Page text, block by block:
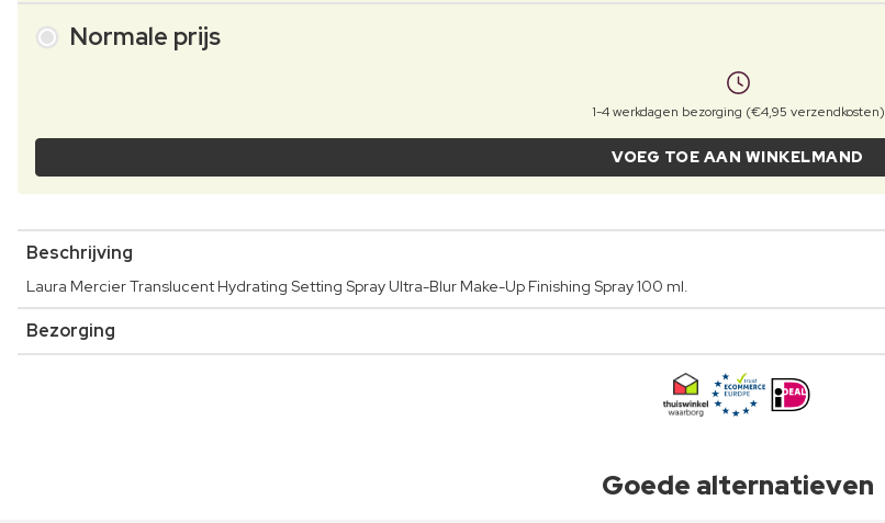
Normale prijs
1-4 werkdagen bezorging (€4,95 verzendkosten)
VOEG TOE AAN WINKELMAND
Beschrijving
Laura Mercier Translucent Hydrating Setting Spray Ultra-Blur Make-Up Finishing Spray 100 ml.
Bezorging
Goede alternatieven